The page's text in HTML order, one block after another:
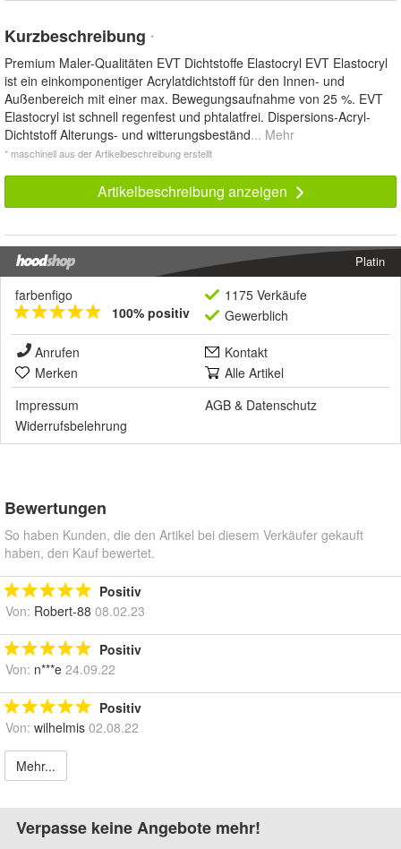
Kurzbeschreibung *
Premium Maler-Qualitäten EVT Dichtstoffe Elastocryl EVT Elastocryl
ist ein einkomponentiger Acrylatdichtstoff für den Innen- und
Außenbereich mit einer max. Bewegungsaufnahme von 25 %. EVT
Elastocryl ist schnell regenfest und phtalatfrei. Dispersions-Acryl-
Dichtstoff Alterungs- und witterungsbeständ... Mehr
* maschinell aus der Artikelbeschreibung erstellt
Artikelbeschreibung anzeigen
Platin
farbenfigo
100% positiv
1175 Verkäufe
Gewerblich
Anrufen
Kontakt
Merken
Alle Artikel
Impressum
AGB & Datenschutz
Widerrufsbelehrung
Bewertungen
So haben Kunden, die den Artikel bei diesem Verkäufer gekauft
haben, den Kauf bewertet.
Positiv
Von: Robert-88 08.02.23
Positiv
Von: n***e 24.09.22
Positiv
Von: wilhelmis 02.08.22
Mehr...
Verpasse keine Angebote mehr!